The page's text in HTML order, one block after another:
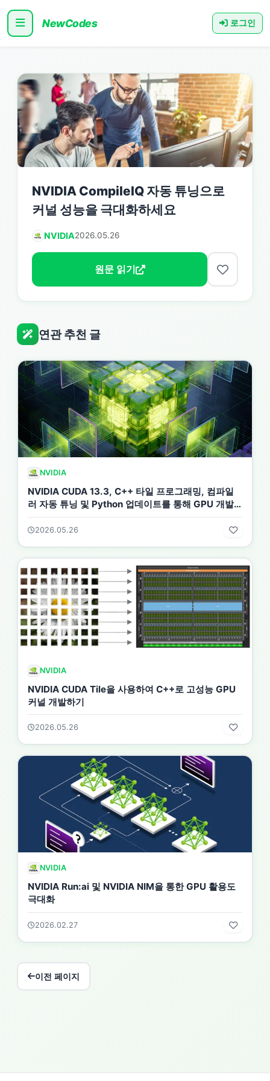
NewCodes 로그인
NVIDIA CompileIQ 자동 튜닝으로
커널 성능을 극대화하세요
NVIDIA2026.05.26
원문 읽기
연관 추천 글
NVIDIA
NVIDIA CUDA 13.3, C++ 타일 프로그래밍, 컴파일
러 자동 튜닝 및 Python 업데이트를 통해 GPU 개발
기능 강화
2026.05.26
NVIDIA
NVIDIA CUDA Tile을 사용하여 C++로 고성능 GPU
커널 개발하기
2026.05.26
NVIDIA
NVIDIA Run:ai 및 NVIDIA NIM을 통한 GPU 활용도
극대화
2026.02.27
이전 페이지